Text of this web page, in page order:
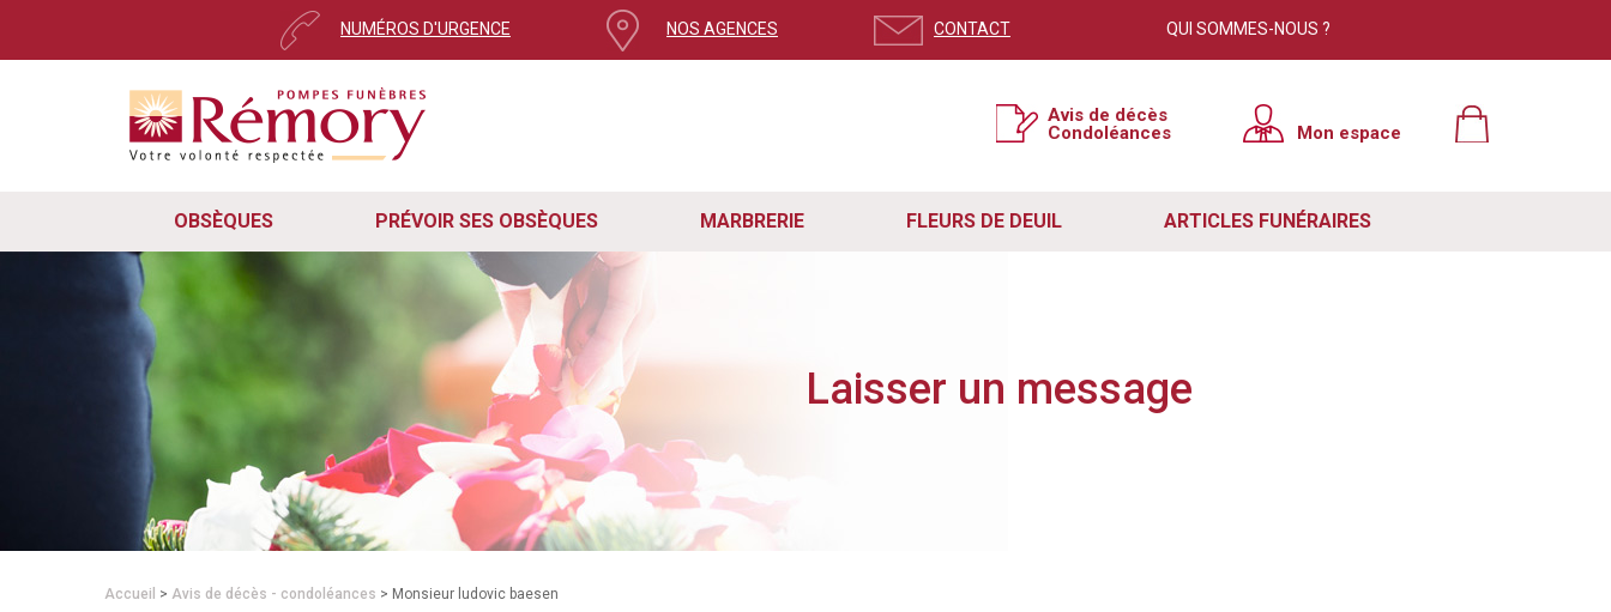
NUMÉROS D'URGENCE NOS AGENCES CONTACT QUI SOMMES-NOUS ?
Avis de décès
Condoléances
Mon espace
OBSÈQUES PRÉVOIR SES OBSÈQUES MARBRERIE FLEURS DE DEUIL ARTICLES FUNÉRAIRES
Laisser un message
Accueil > Avis de décès - condoléances > Monsieur ludovic baesen